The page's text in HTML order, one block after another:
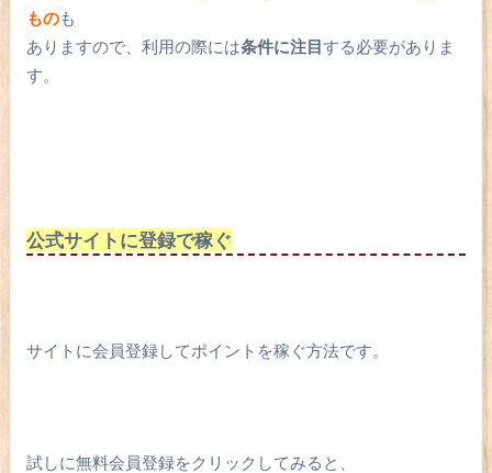
ものも
ありますので、利用の際には条件に注目する必要がありま
す。
公式サイトに登録で稼ぐ
サイトに会員登録してポイントを稼ぐ方法です。
試しに無料会員登録をクリックしてみると、